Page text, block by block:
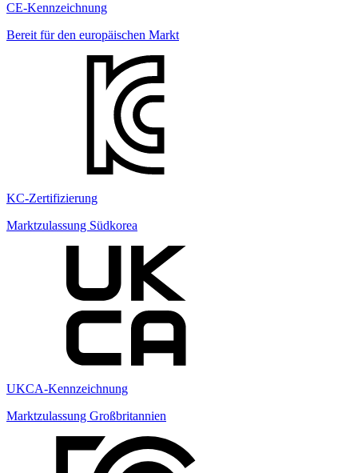
CE-Kennzeichnung
Bereit für den europäischen Markt
KC-Zertifizierung
Marktzulassung Südkorea
UKCA-Kennzeichnung
Marktzulassung Großbritannien